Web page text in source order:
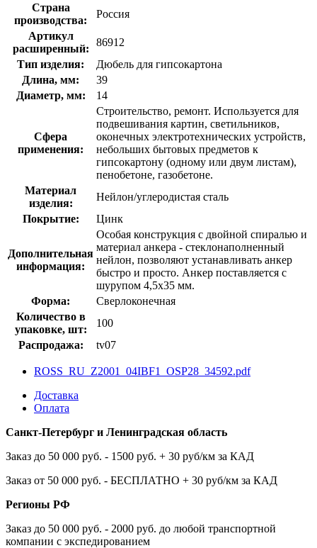
Страна
производства:
Россия
Артикул
расширенный:
86912
Тип изделия:
Дюбель для гипсокартона
Длина, мм:
39
Диаметр, мм:
14
Сфера
применения:
Строительство, ремонт. Используется для
подвешивания картин, светильников,
оконечных электротехнических устройств,
небольших бытовых предметов к
гипсокартону (одному или двум листам),
пенобетоне, газобетоне.
Материал
изделия:
Нейлон/углеродистая сталь
Покрытие:
Цинк
Дополнительная
информация:
Особая конструкция с двойной спиралью и
материал анкера - стеклонаполненный
нейлон, позволяют устанавливать анкер
быстро и просто. Анкер поставляется с
шурупом 4,5x35 мм.
Форма:
Сверлоконечная
Количество в
упаковке, шт:
100
Распродажа:
tv07
ROSS_RU_Z2001_04IBF1_OSP28_34592.pdf
Доставка
Оплата
Санкт-Петербург и Ленинградская область
Заказ до 50 000 руб. - 1500 руб. + 30 руб/км за КАД
Заказ от 50 000 руб. - БЕСПЛАТНО + 30 руб/км за КАД
Регионы РФ
Заказ до 50 000 руб. - 2000 руб. до любой транспортной
компании с экспедированием